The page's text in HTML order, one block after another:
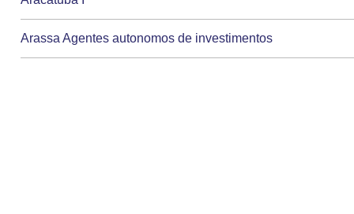
Arassa Agentes autonomos de investimentos